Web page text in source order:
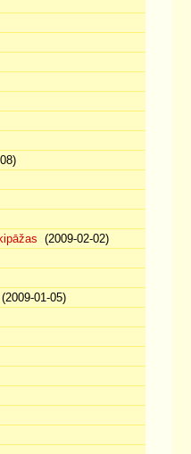
(2009-02-02)
(2009-01-05)